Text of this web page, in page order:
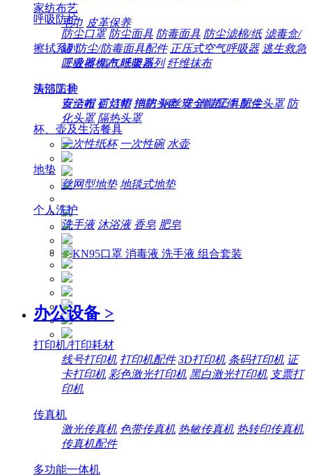
呼吸防护
防尘口罩 防尘面具 防毒面具 防尘滤棉/纸 滤毒盒/
罐 防尘/防毒面具配件 正压式空气呼吸器 逃生救急
呼吸器 氧气呼吸器
头部防护
安全帽 矿灯帽 消防头盔 安全帽配件 防尘头罩 防
化头罩 隔热头罩
家纺布艺
毛巾 皮革保养
擦拭系列
工业擦机布 纸架系列 纤维抹布
清洁工具
百洁布 百洁垫 拖把 钢丝球 清洁工具配件
杯、壶及生活餐具
一次性纸杯 一次性碗 水壶
地垫
丝网型地垫 地毯式地垫
个人洗护
洗手液 沐浴液 香皂 肥皂
办公设备 >
打印机/打印耗材
线号打印机 打印机配件 3D打印机 条码打印机 证
卡打印机 彩色激光打印机 黑白激光打印机 支票打
印机
传真机
激光传真机 色带传真机 热敏传真机 热转印传真机
传真机配件
多功能一体机